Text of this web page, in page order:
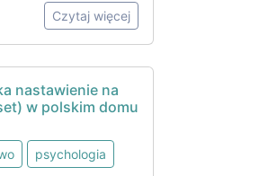
Czytaj więcej
nastawienie na
w polskim domu
psychologia